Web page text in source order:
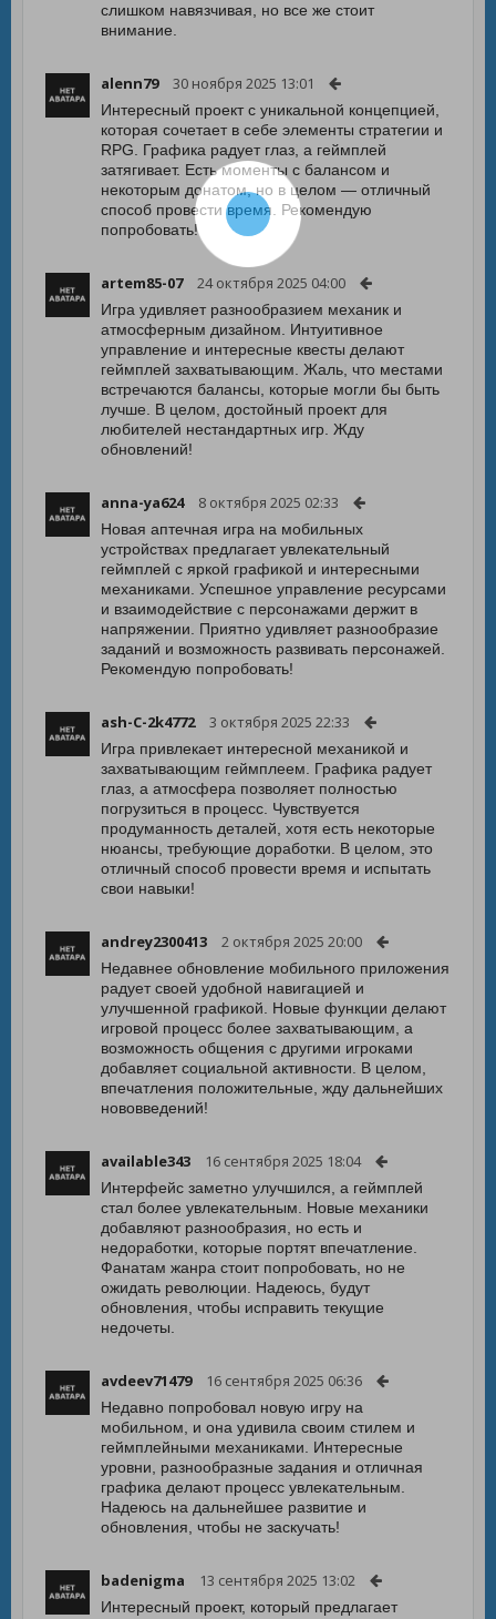
слишком навязчивая, но все же стоит
внимание.
alenn79 30 ноября 2025 13:01
Интересный проект с уникальной концепцией,
которая сочетает в себе элементы стратегии и
RPG. Графика радует глаз, а геймплей
затягивает. Есть моменты с балансом и
некоторым донатом, но в целом — отличный
способ провести время. Рекомендую
попробовать!
artem85-07 24 октября 2025 04:00
Игра удивляет разнообразием механик и
атмосферным дизайном. Интуитивное
управление и интересные квесты делают
геймплей захватывающим. Жаль, что местами
встречаются балансы, которые могли бы быть
лучше. В целом, достойный проект для
любителей нестандартных игр. Жду
обновлений!
anna-ya624 8 октября 2025 02:33
Новая аптечная игра на мобильных
устройствах предлагает увлекательный
геймплей с яркой графикой и интересными
механиками. Успешное управление ресурсами
и взаимодействие с персонажами держит в
напряжении. Приятно удивляет разнообразие
заданий и возможность развивать персонажей.
Рекомендую попробовать!
ash-C-2k4772 3 октября 2025 22:33
Игра привлекает интересной механикой и
захватывающим геймплеем. Графика радует
глаз, а атмосфера позволяет полностью
погрузиться в процесс. Чувствуется
продуманность деталей, хотя есть некоторые
нюансы, требующие доработки. В целом, это
отличный способ провести время и испытать
свои навыки!
andrey2300413 2 октября 2025 20:00
Недавнее обновление мобильного приложения
радует своей удобной навигацией и
улучшенной графикой. Новые функции делают
игровой процесс более захватывающим, а
возможность общения с другими игроками
добавляет социальной активности. В целом,
впечатления положительные, жду дальнейших
нововведений!
available343 16 сентября 2025 18:04
Интерфейс заметно улучшился, а геймплей
стал более увлекательным. Новые механики
добавляют разнообразия, но есть и
недоработки, которые портят впечатление.
Фанатам жанра стоит попробовать, но не
ожидать революции. Надеюсь, будут
обновления, чтобы исправить текущие
недочеты.
avdeev71479 16 сентября 2025 06:36
Недавно попробовал новую игру на
мобильном, и она удивила своим стилем и
геймплейными механиками. Интересные
уровни, разнообразные задания и отличная
графика делают процесс увлекательным.
Надеюсь на дальнейшее развитие и
обновления, чтобы не заскучать!
badenigma 13 сентября 2025 13:02
Интересный проект, который предлагает